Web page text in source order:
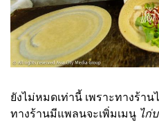
ยังไม่หมดเท่านี้ เพราะทางร้า
ทางร้านมีแพลนจะเพิ่มเมนู ไก่